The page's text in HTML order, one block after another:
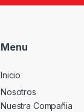
Menu
Inicio
Nosotros
Nuestra Compañia